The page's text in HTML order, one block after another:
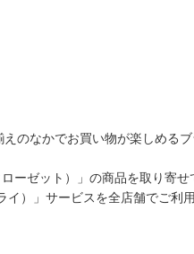
のなかでお買い物が楽しめる
ーゼット）」の商品を取り寄
イ）」サービスを全店舗でご利